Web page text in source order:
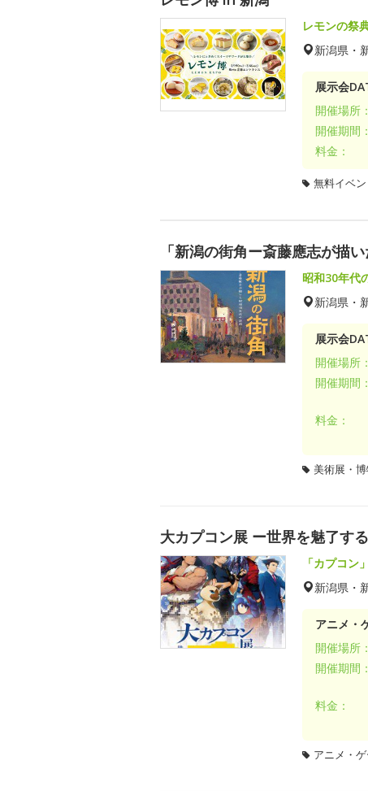
レモンの祭
新潟県・
展示会
開催場所：
開催期間：
料金：
無料イベン
「新潟の街角ー斎藤應志が描
昭和30年代
新潟県・
展示会
開催場所：
開催期間：
料金：
美術展・
大カプコン展 ー世界を魅了す
「カプコ
新潟県・
アニメ・
開催場所：
開催期間：
料金：
アニメ・